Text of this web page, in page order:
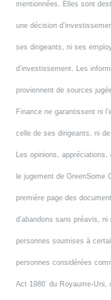
mentionnées. Elles sont
une décision
ses dirigeants, ni ses
d’investissement. Les
proviennent de sources
Finance ne garantissent ni
celle de ses dirigeants, ni
Les opinions,
le jugement de GreenSome
première page des
d’abandons sans préavis,
personnes soumises à
personnes considérées
Act 1986’ du Royaume-